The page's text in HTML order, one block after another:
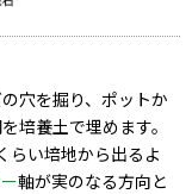
穴を掘り、ポットか
培養土で埋めます。
らい培地から出るよ
軸が実のなる方向と